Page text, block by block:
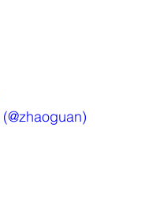
(@zhaoguan)